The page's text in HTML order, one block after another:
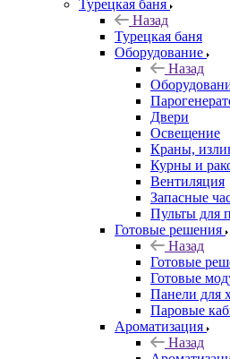
Турецкая баня
Назад
Турецкая баня
Оборудование
Назад
Двери
Освещение
Краны,
Курны и
Вентиляция
Запасные
Пульты для
Готовые решения
Назад
Готовые
Готовые
Панели для
Паровые
Ароматизация
Назад